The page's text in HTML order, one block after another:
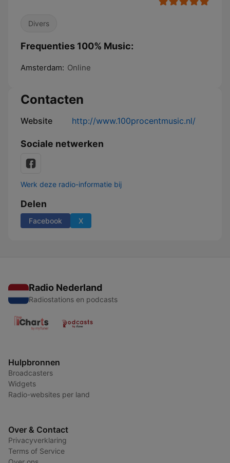
Divers
Frequenties 100% Music:
Amsterdam: Online
Contacten
Website http://www.100procentmusic.nl/
Sociale netwerken
Werk deze radio-informatie bij
Delen
Facebook X
Radio Nederland
Radiostations en podcasts
Hulpbronnen
Broadcasters
Widgets
Radio-websites per land
Over & Contact
Privacyverklaring
Terms of Service